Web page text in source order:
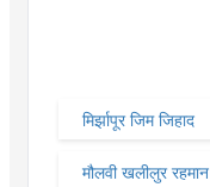
मिर्झापूर जिम जिहाद
मौलवी खलीलुर रहमान